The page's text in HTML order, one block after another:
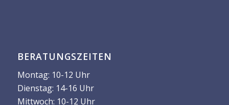
BERATUNGSZEITEN
Montag: 10-12 Uhr
Dienstag: 14-16 Uhr
Mittwoch: 10-12 Uhr